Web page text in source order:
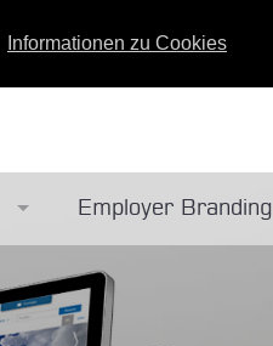
Informationen zu Cookies
Employer Branding